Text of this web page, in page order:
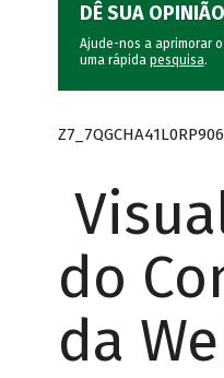
DÊ SUA OPINIÃO
Ajude-nos a aprimorar
uma rápida pesquisa.
do
da